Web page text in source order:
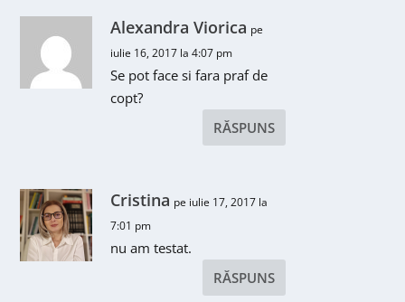
Alexandra Viorica pe
iulie 16, 2017 la 4:07 pm
Se pot face si fara praf de
copt?
RĂSPUNS
Cristina pe iulie 17, 2017 la
7:01 pm
nu am testat.
RĂSPUNS